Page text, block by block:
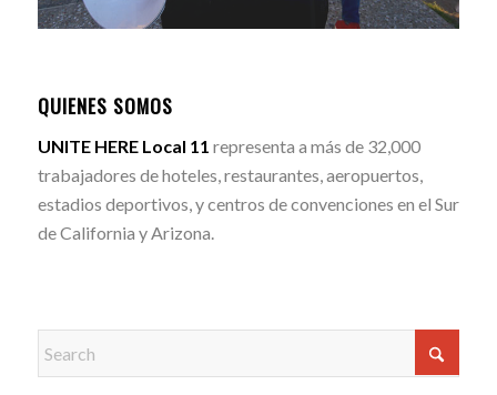
QUIENES SOMOS
UNITE HERE Local 11 representa a más de 32,000
trabajadores de hoteles, restaurantes, aeropuertos,
estadios deportivos, y centros de convenciones en el Sur
de California y Arizona.